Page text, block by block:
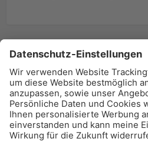
BAU-Index
Erhalten Sie regelmäßig